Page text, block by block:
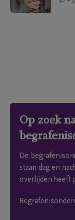
Op zoek
De
staan dag en
overlijden heeft